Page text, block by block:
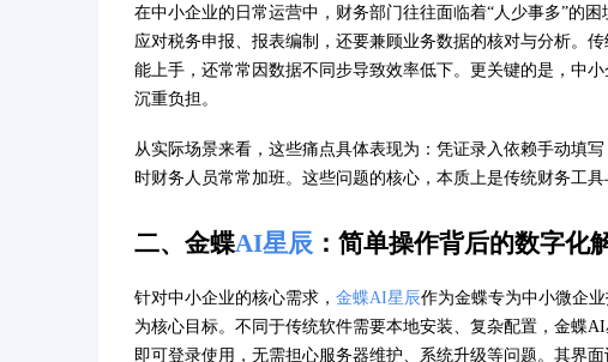
在中小企业的日常运营中，财务部门往往面临着“人少事多”的
应对税务申报、报表编制，还要兼顾业务数据的核对与分析。传
能上手，还常常因数据不同步导致效率低下。更关键的是，中
沉重负担。
从实际场景来看，这些痛点具体表现为：凭证录入依赖手动填
时财务人员常常加班。这些问题的核心，本质上是传统财务工
二、金蝶AI星辰 ：简单操作背后的数字化
针对中小企业的核心需求， 金蝶AI星辰作为金蝶专为中小微企
为核心目标。不同于传统软件需要本地安装、复杂配置，金蝶
即可登录使用，无需担心服务器维护、系统升级等问题。其界